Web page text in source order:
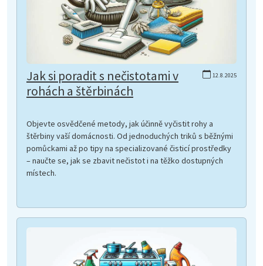
12.8.2025
Jak si poradit s nečistotami v
rohách a štěrbinách
Objevte osvědčené metody, jak účinně vyčistit rohy a
štěrbiny vaší domácnosti. Od jednoduchých triků s běžnými
pomůckami až po tipy na specializované čisticí prostředky
– naučte se, jak se zbavit nečistot i na těžko dostupných
místech.